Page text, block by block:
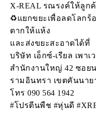
X-REAL รณรงค์ให้ลูก
♻️แยกขยะเพื่อลดโลกร้
ตากให้แห้ง
และส่งขยะสะอาดได้ที่
บริษัท เอ็กซ์-เรียล เพาเ
สำนักงานใหญ่ 42 ซอย
รามอินทรา เขตคันนาย
โทร 090 564 1942
#โปรตีนพืช #หุ่นดี